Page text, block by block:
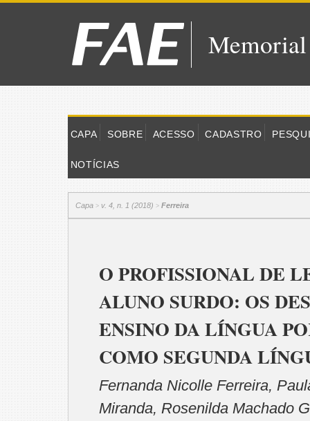
Memorial
CAPA SOBRE ACESSO CADASTRO
NOTÍCIAS
Capa > v. 4, n. 1 (2018) > Ferreira
O PROFISSIONAL DE
ALUNO SURDO: OS
ENSINO DA LÍNGUA
COMO SEGUNDA
Fernanda Nicolle Ferreira,
Miranda, Rosenilda Machado